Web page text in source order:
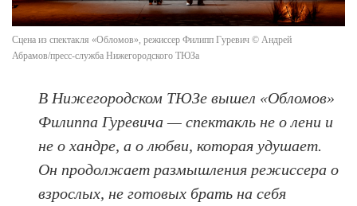
Сцена из спектакля «Обломов», режиссер Филипп Гуревич © Андрей
Абрамов/пресс-служба Нижегородского ТЮЗа
В Нижегородском ТЮЗе вышел «Обломов»
Филиппа Гуревича — спектакль не о лени и
не о хандре, а о любви, которая удушает.
Он продолжает размышления режиссера о
взрослых, не готовых брать на себя